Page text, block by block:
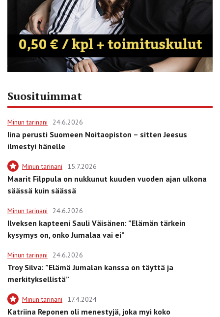
Suosituimmat
Minun tarinani 24.6.2026
Iina perusti Suomeen Noitaopiston – sitten Jeesus
ilmestyi hänelle
Minun tarinani 15.7.2026
Maarit Filppula on nukkunut kuuden vuoden ajan ulkona
säässä kuin säässä
Minun tarinani 24.6.2026
Ilveksen kapteeni Sauli Väisänen: ”Elämän tärkein
kysymys on, onko Jumalaa vai ei”
Minun tarinani 24.6.2026
Troy Silva: ”Elämä Jumalan kanssa on täyttä ja
merkityksellistä”
Minun tarinani 17.4.2024
Katriina Reponen oli menestyjä, joka myi koko